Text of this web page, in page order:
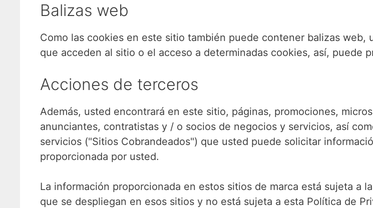
Balizas web
Como las cookies en este sitio también puede contener balizas
que acceden al sitio o el acceso a determinadas cookies, así, puede
Acciones de terceros
Además, usted encontrará en este sitio, páginas, promociones,
anunciantes, contratistas y / o socios de negocios y servicios, así
servicios ("Sitios Cobrandeados") que usted puede solicitar
proporcionada por usted.
La información proporcionada en estos sitios de marca está sujeta a
que se despliegan en esos sitios y no está sujeta a esta Política de